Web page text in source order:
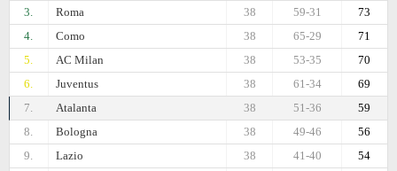
3.
Roma 73
59-31
38
4.
Como 71
65-29
38
5.
AC Milan 70
53-35
38
6.
Juventus 69
61-34
38
7.
Atalanta 59
51-36
38
8.
Bologna 56
49-46
38
9.
Lazio 54
41-40
38